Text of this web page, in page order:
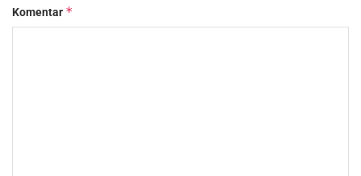
Komentar *